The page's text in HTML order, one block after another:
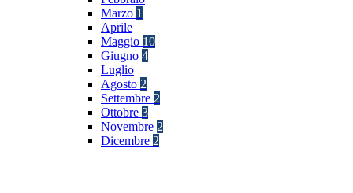
Marzo 1
Aprile
Maggio 10
Giugno 4
Luglio
Agosto 2
Settembre 2
Ottobre 3
Novembre 2
Dicembre 2